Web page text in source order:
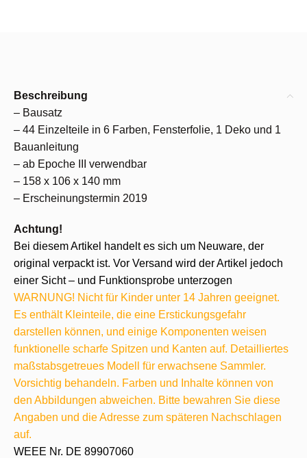
Beschreibung
– Bausatz
– 44 Einzelteile in 6 Farben, Fensterfolie, 1 Deko und 1
Bauanleitung
– ab Epoche III verwendbar
– 158 x 106 x 140 mm
– Erscheinungstermin 2019
Achtung!
Bei diesem Artikel handelt es sich um Neuware, der
original verpackt ist. Vor Versand wird der Artikel jedoch
einer Sicht – und Funktionsprobe unterzogen
WARNUNG! Nicht für Kinder unter 14 Jahren geeignet.
Es enthält Kleinteile, die eine Erstickungsgefahr
darstellen können, und einige Komponenten weisen
funktionelle scharfe Spitzen und Kanten auf. Detailliertes
maßstabsgetreues Modell für erwachsene Sammler.
Vorsichtig behandeln. Farben und Inhalte können von
den Abbildungen abweichen. Bitte bewahren Sie diese
Angaben und die Adresse zum späteren Nachschlagen
auf.
WEEE Nr. DE 89907060